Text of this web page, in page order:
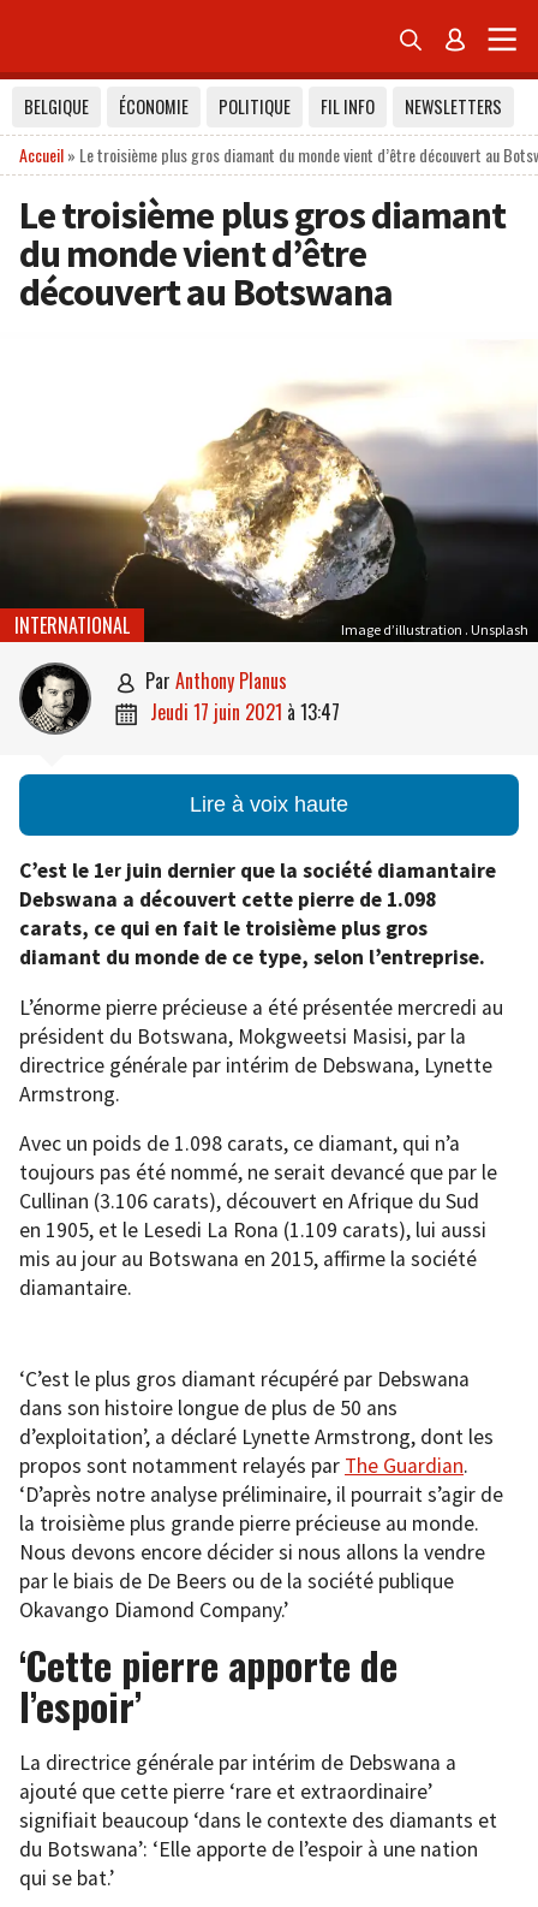
 
BELGIQUE ÉCONOMIE POLITIQUE FIL INFO
NEWSLETTERS
Accueil» Le troisième plus gros diamant du monde vient d’être découvert au
Le troisième plus gros diamant
du monde vient d’être
découvert au Botswana
Image d’illustration . Unsplash
INTERNATIONAL
 par Anthony Planus
 jeudi 17 juin 2021 à 13:47
Lire à voix haute
C’est le 1er juin dernier que la société diamantaire
Debswana a découvert cette pierre de 1.098
carats, ce qui en fait le troisième plus gros
diamant du monde de ce type, selon l’entreprise.
L’énorme pierre précieuse a été présentée mercredi au
président du Botswana, Mokgweetsi Masisi, par la
directrice générale par intérim de Debswana, Lynette
Armstrong.
Avec un poids de 1.098 carats, ce diamant, qui n’a
toujours pas été nommé, ne serait devancé que par le
Cullinan (3.106 carats), découvert en Afrique du Sud
en 1905, et le Lesedi La Rona (1.109 carats), lui aussi
mis au jour au Botswana en 2015, affirme la société
diamantaire.
‘C’est le plus gros diamant récupéré par Debswana
dans son histoire longue de plus de 50 ans
d’exploitation’, a déclaré Lynette Armstrong, dont les
propos sont notamment relayés par The Guardian.
‘D’après notre analyse préliminaire, il pourrait s’agir de
la troisième plus grande pierre précieuse au monde.
Nous devons encore décider si nous allons la vendre
par le biais de De Beers ou de la société publique
Okavango Diamond Company.’
‘Cette pierre apporte de
l’espoir’
La directrice générale par intérim de Debswana a
ajouté que cette pierre ‘rare et extraordinaire’
signifiait beaucoup ‘dans le contexte des diamants et
du Botswana’: ‘Elle apporte de l’espoir à une nation
qui se bat.’